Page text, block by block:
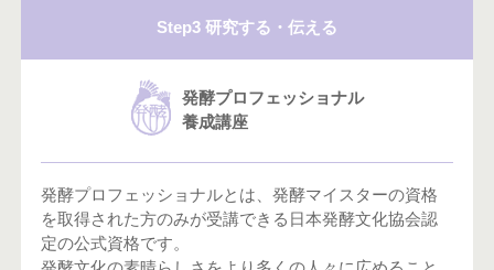
Step3 研究する・伝える
発酵プロフェッショナル
養成講座
発酵プロフェッショナルとは、発酵マイスターの資格
を取得された方のみが受講できる日本発酵文化協会認
定の公式資格です。